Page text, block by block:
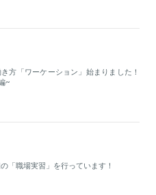
方「ワーケーション」始まりました！
~
「職場実習」を行っています！